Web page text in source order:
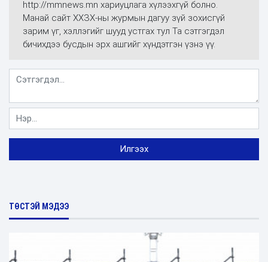
http://mmnews.mn хариуцлага хүлээхгүй болно.
Манай сайт ХХЗХ-ны журмын дагуу зүй зохисгүй
зарим үг, хэллэгийг шууд устгах тул Та сэтгэгдэл
бичихдээ бусдын эрх ашгийг хүндэтгэн үзнэ үү.
ТӨСТЭЙ МЭДЭЭ